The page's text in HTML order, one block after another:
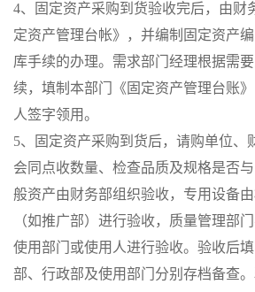
4、固定资产采购到货验收完后，由财
定资产管理台帐》，并编制固定资产
库手续的办理。需求部门经理根据需
续，填制本部门《固定资产管理台账
人签字领用。
5、固定资产采购到货后，请购单位、
会同点收数量、检查品质及规格是否
般资产由财务部组织验收，专用设备由
（如推广部）进行验收，质量管理部
使用部门或使用人进行验收。验收后
部、行政部及使用部门分别存档备查